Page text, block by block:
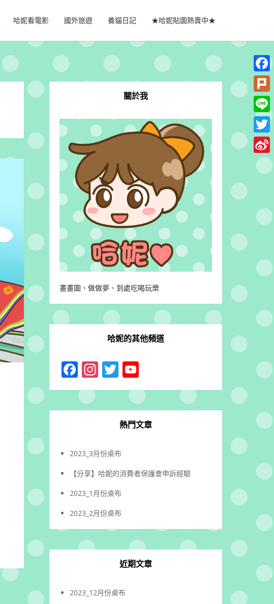
哈妮看電影 國外旅遊 養貓日記 ★哈妮貼圖熱賣中★
關於我
畫畫圖、做做夢、到處吃喝玩樂
哈妮的其他頻道
Facebook
Instagram
Twitter
Channel
熱門文章
2023_3月份桌布
【分享】哈妮的消費者保護會申訴經驗
2023_1月份桌布
2023_2月份桌布
近期文章
2023_12月份桌布
Plurk
Line
Sina
Weibo